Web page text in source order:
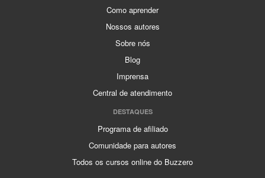
Como aprender
Nossos autores
Sobre nós
Blog
Imprensa
Central de atendimento
DESTAQUES
Programa de afiliado
Comunidade para autores
Todos os cursos online do Buzzero